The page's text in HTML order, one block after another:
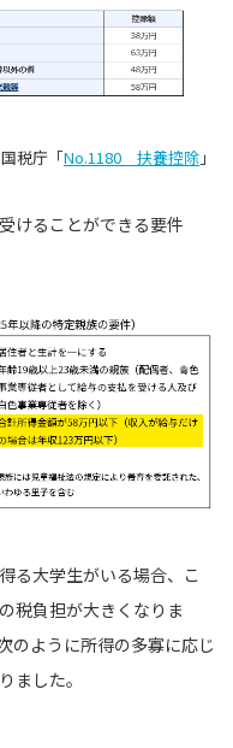
税庁「No.1180 扶養控除 」
けることができる要件
る大学生がいる場合、こ
税負担が大きくなりま
のように所得の多寡に応じ
ました。